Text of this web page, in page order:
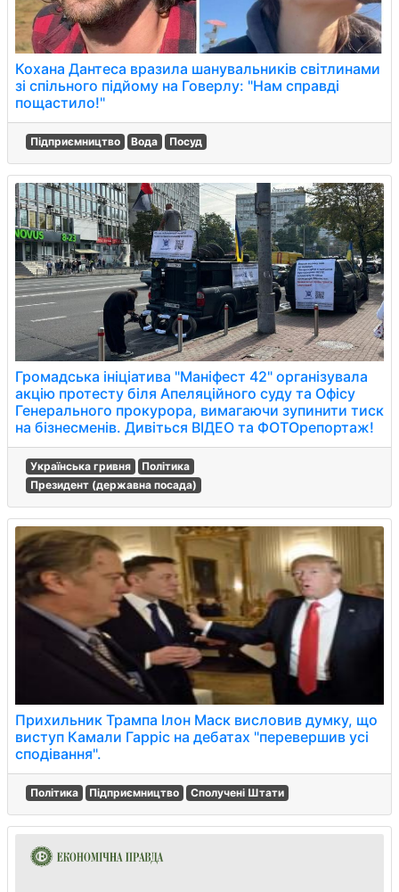
Кохана Дантеса вразила шанувальників світлинами
зі спільного підйому на Говерлу: "Нам справді
пощастило!"
Підприємництво Вода Посуд
Громадська ініціатива "Маніфест 42" організувала
акцію протесту біля Апеляційного суду та Офісу
Генерального прокурора, вимагаючи зупинити тиск
на бізнесменів. Дивіться ВІДЕО та ФОТОрепортаж!
Українська гривня
Політика
Президент (державна посада)
Прихильник Трампа Ілон Маск висловив думку, що
виступ Камали Гарріс на дебатах "перевершив усі
сподівання".
Політика Підприємництво Сполучені Штати